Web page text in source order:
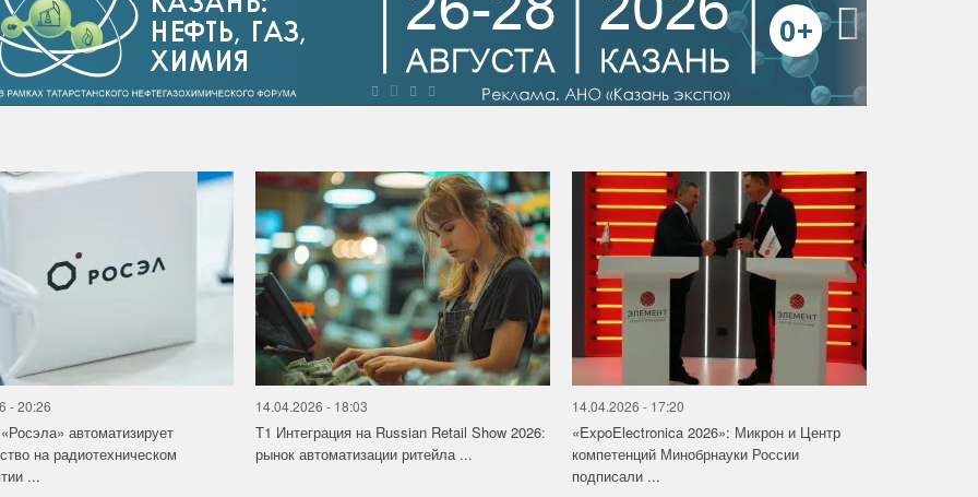
›
- 20:26
автоматизирует
на радиотехническом
...
14.04.2026 - 18:03
Т1 Интеграция на Russian Retail Show 2026:
рынок автоматизации ритейла ...
14.04.2026 - 17:20
«ExpoElectronica 2026»: Микрон и Центр
компетенций Минобрнауки России
подписали ...